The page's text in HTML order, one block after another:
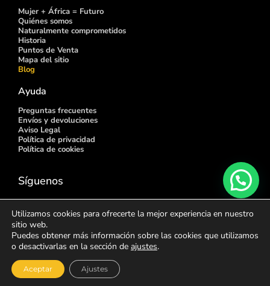
Mujer + África = Futuro
Quiénes somos
Naturalmente comprometidos
Historia
Puntos de Venta
Mapa del sitio
Blog
Ayuda
Preguntas frecuentes
Envíos y devoluciones
Aviso Legal
Política de privacidad
Política de cookies
Síguenos
AOKlabs ® 2020 - 2026
Utilizamos cookies para ofrecerte la mejor experiencia en nuestro
sitio web.
Puedes obtener más información sobre las cookies que utilizamos
o desactivarlas en la sección de ajustes.
Aceptar Ajustes